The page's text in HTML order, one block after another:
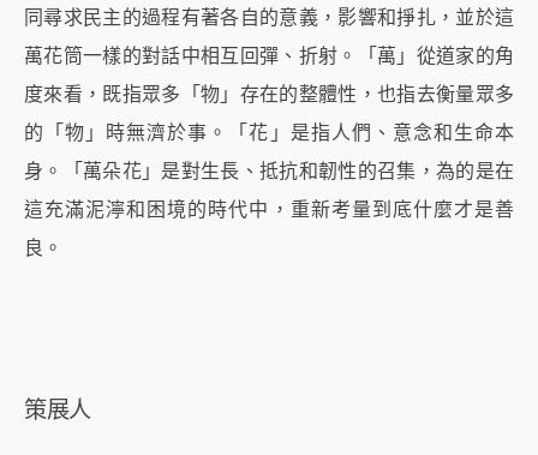
同尋求民主的過程有著各自的意義，影響和掙扎，並於這
萬花筒一樣的對話中相互回彈、折射。「萬」從道家的角
度來看，既指眾多「物」存在的整體性，也指去衡量眾多
的「物」時無濟於事。「花」是指人們、意念和生命本
身。「萬朵花」是對生長、抵抗和韌性的召集，為的是在
這充滿泥濘和困境的時代中，重新考量到底什麼才是善
良。
策展人